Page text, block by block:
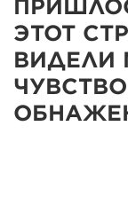
ЭТОТ
ВИДЕЛИ